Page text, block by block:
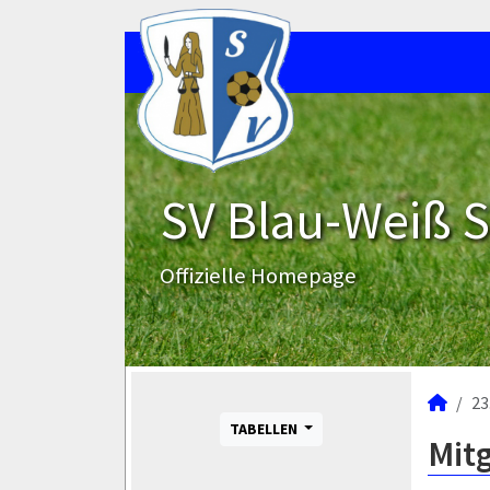
SV Blau-Weiß
Offizielle Homepage
TABELLEN